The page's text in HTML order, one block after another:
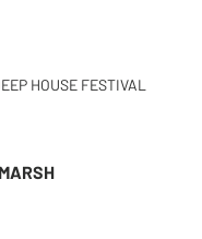
HOUSE FESTIVAL
MARSH